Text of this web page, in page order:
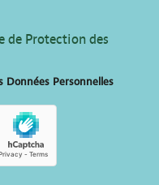
de Protection des
Données Personnelles